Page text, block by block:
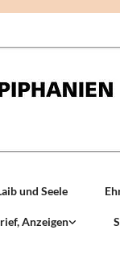
und Seele
Anzeigen